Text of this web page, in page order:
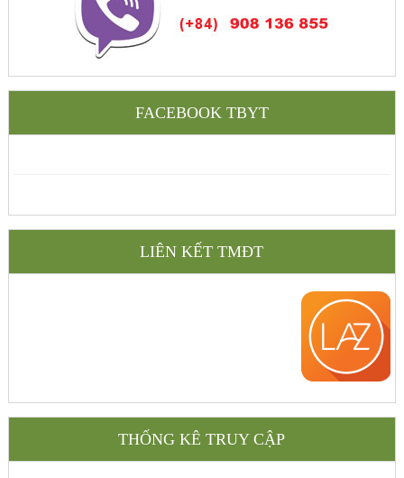
FACEBOOK TBYT
LIÊN KẾT TMĐT
THỐNG KÊ TRUY CẬP